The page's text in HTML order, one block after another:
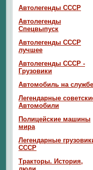
Автолегенды СССР
Автолегенды
Спецвыпуск
Автолегенды СССР
лучшее
Автолегенды СССР -
Грузовики
Автомобиль на службе
Легендарные
Автомобили
Полицейские машины
мира
Легендарные
СССР
Тракторы. История,